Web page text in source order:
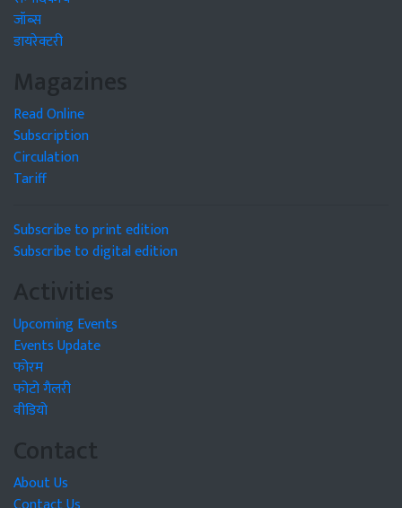
जॉब्स
डायरेक्टरी
Magazines
Read Online
Subscription
Circulation
Tariff
Subscribe to print edition
Subscribe to digital edition
Activities
Upcoming Events
Events Update
फोरम
फोटो गैलरी
वीडियो
Contact
About Us